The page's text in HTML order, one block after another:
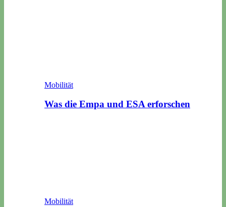
Mobilität
Was die Empa und ESA erforschen
Mobilität